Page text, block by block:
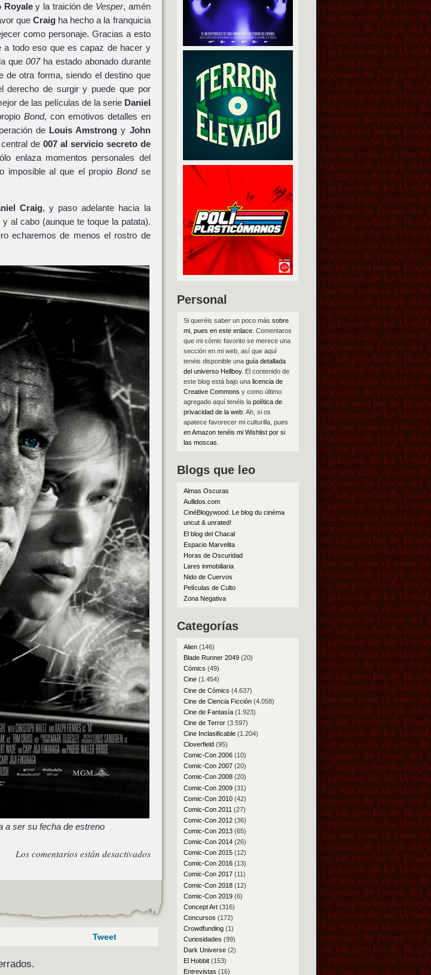
Royaley la traición de Vesper, amén
queCraig ha hecho a la franquicia
como personaje. Gracias a esto
todo eso que es capaz de hacer y
que 007 ha estado abonado durante
otra forma, siendo el destino que
derecho de surgir y puede que por
de las películas de la serie Daniel
Bond, con emotivos detalles en
de Louis Amstrong y John
de 007 al servicio secreto de
enlaza momentos personales del
imposible al que el propio Bondse
Craig, y paso adelante hacia la
al cabo (aunque te toque la patata).
echaremos de menos el rostro de
a ser su fecha de estreno
Los comentarios están desactivados
Tweet
Personal
Si queréis saber un poco más sobre
mi, pues en este enlace. Comentaros
que mi cómic favorito se merece una
sección en mi web, así que aquí
tenéis disponible una guía detallada
del universo Hellboy. El contenido de
este blog está bajo una licencia de
Creative Commons y como último
agregado aquí tenéis la política de
privacidad de la web. Ah, si os
apatece favorecer mi culturilla, pues
en Amazon tenéis mi Wishlist por si
las moscas
Blogs que leo
Almas Oscuras
Aullidos.com
CinéBlogywood. Le blog du cinéma
uncut & unrated!
El blog del Chacal
Espacio Marvelita
Horas de Oscuridad
Lares inmobiliaria
Nido de Cuervos
Películas de Culto
Zona Negativa
Categorías
Alien(146)
Blade Runner 2049(20)
Cómics (49)
Cine(1.454)
Cine de Cómics (4.637)
Cine de Ciencia Ficción(4.058)
Cine de Fantasía(1.923)
Cine de Terror(3.597)
Cine Inclasificable(1.204)
Cloverfield(95)
Comic-Con 2006(10)
Comic-Con 2007(20)
Comic-Con 2008(20)
Comic-Con 2009(31)
Comic-Con 2010(42)
Comic-Con 2011 (27)
Comic-Con 2012(36)
Comic-Con 2013(65)
Comic-Con 2014(26)
Comic-Con 2015(12)
Comic-Con 2016(13)
Comic-Con 2017(11)
Comic-Con 2018(12)
Comic-Con 2019(6)
Concept Art(316)
Concursos (172)
Crowdfunding(1)
Curiosidades (99)
Dark Universe(2)
El Hobbit(153)
Entrevistas (16)